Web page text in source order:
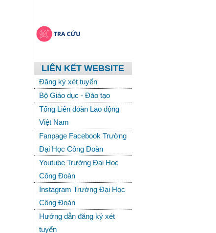
LIÊN KẾT WEBSITE
Đăng ký xét tuyển
Bộ Giáo dục - Đào tạo
Tổng Liên đoàn Lao động
Việt Nam
Fanpage Facebook Trường
Đại Học Công Đoàn
Youtube Trường Đại Học
Công Đoàn
Instagram Trường Đại Học
Công Đoàn
Hướng dẫn đăng ký xét
tuyển